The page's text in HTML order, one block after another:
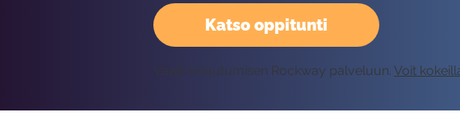
Katso oppitunti
Vaatii kirjautumisen Rockway palveluun. Voit